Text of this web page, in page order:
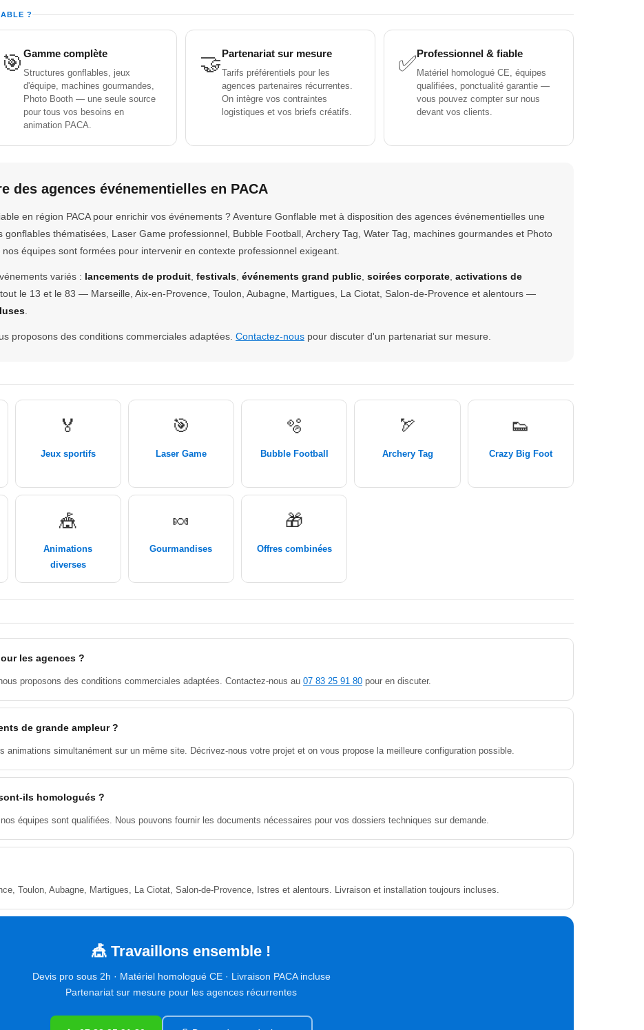
?
🎯 Gamme complète
Structures gonflables, jeux
d'équipe, machines gourmandes,
Photo Booth — une seule source
pour tous vos besoins en
animation PACA.
🤝Partenariat sur mesure
Tarifs préférentiels pour les
agences partenaires récurrentes.
On intègre vos contraintes
logistiques et vos briefs créatifs.
✅Professionnel & fiable
Matériel homologué CE, équipes
qualifiées, ponctualité garantie —
vous pouvez compter sur nous
devant vos clients.
des agences événementielles en PACA
en région PACA pour enrichir vos événements ? Aventure Gonflable met à disposition des agences événementielles une
gonflables thématisées, Laser Game professionnel, Bubble Football, Archery Tag, Water Tag, machines gourmandes et Photo
équipes sont formées pour intervenir en contexte professionnel exigeant.
variés : lancements de produit festivals événements grand public soirées corporate activations de
le 13 et le 83 — Marseille, Aix-en-Provence, Toulon, Aubagne, Martigues, La Ciotat, Salon-de-Provence et alentours —
proposons des conditions commerciales adaptées. Contactez-nous pour discuter d'un partenariat sur mesure.
🏅
Jeux sportifs
🎯
Laser Game
🫧
Bubble Football
🏹
Archery Tag
👟
Crazy Big Foot
🎪
Animations
diverses
🍬
Gourmandises
🎁
Offres combinées
les agences ?
proposons des conditions commerciales adaptées. Contactez-nous au 07 83 25 91 80 pour en discuter.
de grande ampleur ?
animations simultanément sur un même site. Décrivez-nous votre projet et on vous propose la meilleure configuration possible.
ils homologués ?
équipes sont qualifiées. Nous pouvons fournir les documents nécessaires pour vos dossiers techniques sur demande.
Toulon, Aubagne, Martigues, La Ciotat, Salon-de-Provence, Istres et alentours. Livraison et installation toujours incluses.
🎪 Travaillons ensemble !
Devis pro sous 2h · Matériel homologué CE · Livraison PACA incluse
Partenariat sur mesure pour les agences récurrentes